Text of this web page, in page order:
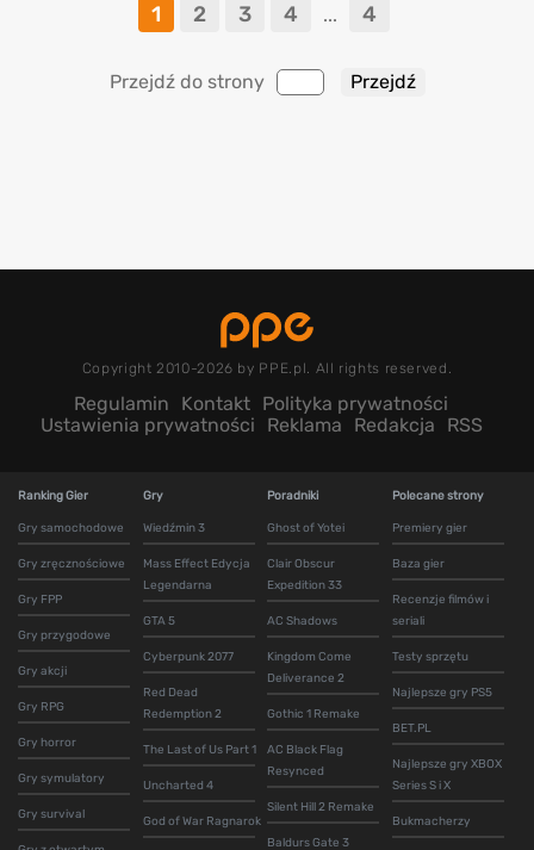
1 2 3 4 ... 4
Przejdź do strony
Copyright 2010-2026 by PPE.pl. All rights reserved.
Regulamin Kontakt Polityka prywatności
Ustawienia prywatności
Reklama Redakcja RSS
Ranking Gier
Gry samochodowe
Gry zręcznościowe
Gry FPP
Gry przygodowe
Gry akcji
Gry RPG
Gry horror
Gry symulatory
Gry survival
Gry
Wiedźmin 3
Mass Effect Edycja
Legendarna
GTA 5
Cyberpunk 2077
Red Dead
Redemption 2
The Last of Us Part 1
Uncharted 4
God of War Ragnarok
Poradniki
Ghost of Yotei
Clair Obscur
Expedition 33
AC Shadows
Kingdom Come
Deliverance 2
Gothic 1 Remake
AC Black Flag
Resynced
Silent Hill 2 Remake
Baldurs Gate 3
Polecane strony
Premiery gier
Baza gier
Recenzje filmów i
seriali
Testy sprzętu
Najlepsze gry PS5
BET.PL
Najlepsze gry XBOX
Series S i X
Bukmacherzy